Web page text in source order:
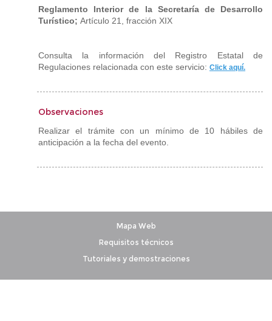
Reglamento Interior de la Secretaría de Desarrollo
Turístico; Artículo 21, fracción XIX
Consulta la información del Registro Estatal de
Regulaciones relacionada con este servicio: Click aquí.
Observaciones
Realizar el trámite con un mínimo de 10 hábiles de
anticipación a la fecha del evento.
Mapa Web
Requisitos técnicos
Tutoriales y demostraciones